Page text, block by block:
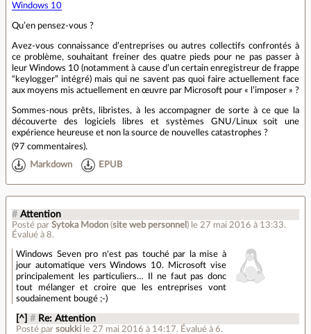
Windows 10
Qu’en pensez-vous ?
Avez-vous connaissance d’entreprises ou autres collectifs confrontés à
ce problème, souhaitant freiner des quatre pieds pour ne pas passer à
leur Windows 10 (notamment à cause d’un certain enregistreur de frappe
“keylogger” intégré) mais qui ne savent pas quoi faire actuellement face
aux moyens mis actuellement en œuvre par Microsoft pour « l’imposer » ?
Sommes-nous prêts, libristes, à les accompagner de sorte à ce que la
découverte des logiciels libres et systèmes GNU/Linux soit une
expérience heureuse et non la source de nouvelles catastrophes ?
(97 commentaires).
Markdown EPUB
# Attention
Posté par Sytoka Modon (site web personnel ) le 27 mai 2016 à 13:33.
Évalué à 8.
Windows Seven pro n'est pas touché par la mise à
jour automatique vers Windows 10. Microsoft vise
principalement les particuliers… Il ne faut pas donc
tout mélanger et croire que les entreprises vont
soudainement bougé ;-)
[^] # Re: Attention
Posté parsoukki le 27 mai 2016 à 14:17. Évalué à6.